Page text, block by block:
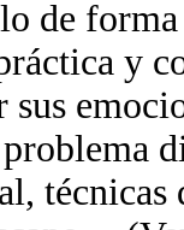
de
y
sus